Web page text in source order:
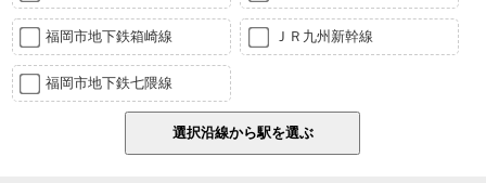
福岡市地下鉄箱崎線 ＪＲ九州新幹線
福岡市地下鉄七隈線